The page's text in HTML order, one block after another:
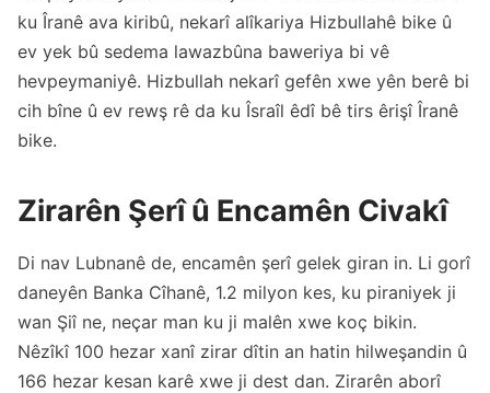
ku Îranê ava kiribû, nekarî alîkariya Hizbullahê bike û
ev yek bû sedema lawazbûna baweriya bi vê
hevpeymaniyê. Hizbullah nekarî gefên xwe yên berê bi
cih bîne û ev rewş rê da ku Îsraîl êdî bê tirs êrişî Îranê
bike.
Zirarên Şerî û Encamên Civakî
Di nav Lubnanê de, encamên şerî gelek giran in. Li gorî
daneyên Banka Cîhanê, 1.2 milyon kes, ku piraniyek ji
wan Şiî ne, neçar man ku ji malên xwe koç bikin.
Nêzîkî 100 hezar xanî zirar dîtin an hatin hilweşandin û
166 hezar kesan karê xwe ji dest dan. Zirarên aborî